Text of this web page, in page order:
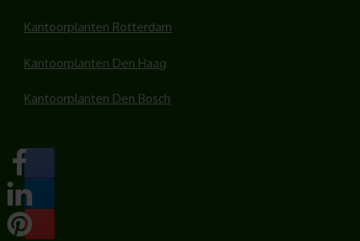
Kantoorplanten Rotterdam
Kantoorplanten Den Haag
Kantoorplanten Den Bosch